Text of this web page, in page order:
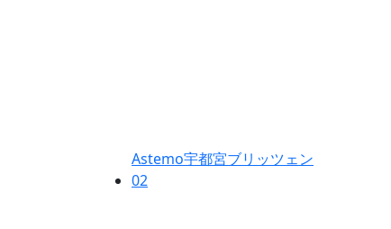
Astemo宇都宮ブリッツェン
02